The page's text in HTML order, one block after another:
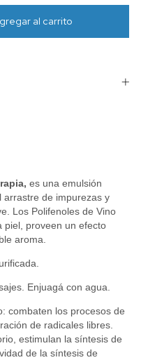
es una emulsión
arrastre de impurezas y
Los Polifenoles de Vino
piel, proveen un efecto
aroma.
Enjuagá con agua.
combaten los procesos de
de radicales libres.
estimulan la síntesis de
de la síntesis de